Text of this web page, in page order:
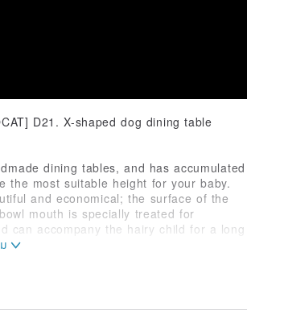
D21. X-shaped dog dining table
dining tables, and has accumulated
the most suitable height for your baby.
and economical; the surface of the
mouth is specially treated for
can accompany the hairy child for a long
Stainless Stainless Steel Bowl,
Collie, Dalmatian, Afghan